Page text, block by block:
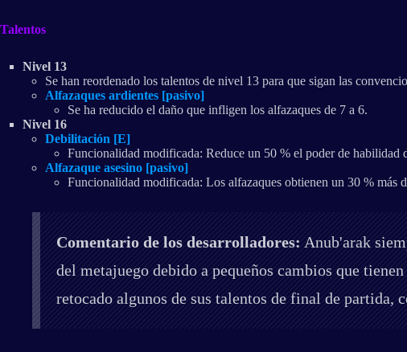
Talentos
Nivel 13
Se han reordenado los talentos de nivel 13 para que sigan las
Alfazaques ardientes [pasivo]
Se ha reducido el daño que infligen los alfazaques de 7 a 6.
Nivel 16
Debilitación [E]
Funcionalidad modificada: Reduce un 50 % el poder de habilidad
Alfazaque asesino [pasivo]
Funcionalidad modificada: Los alfazaques obtienen un 30 % más
Comentario de los desarrolladores:Anub'arak
del metajuego debido a pequeños cambios que
retocado algunos de sus talentos de final de partida,